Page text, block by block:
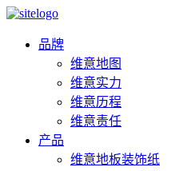
品牌
维意地图
维意实力
维意历程
维意责任
产品
维意地板装饰纸